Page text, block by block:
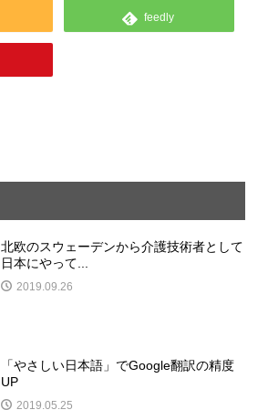
feedly
北欧のスウェーデンから介護技術者として
日本にやって...
2019.09.26
「やさしい日本語」でGoogle翻訳の精度
UP
2019.05.25